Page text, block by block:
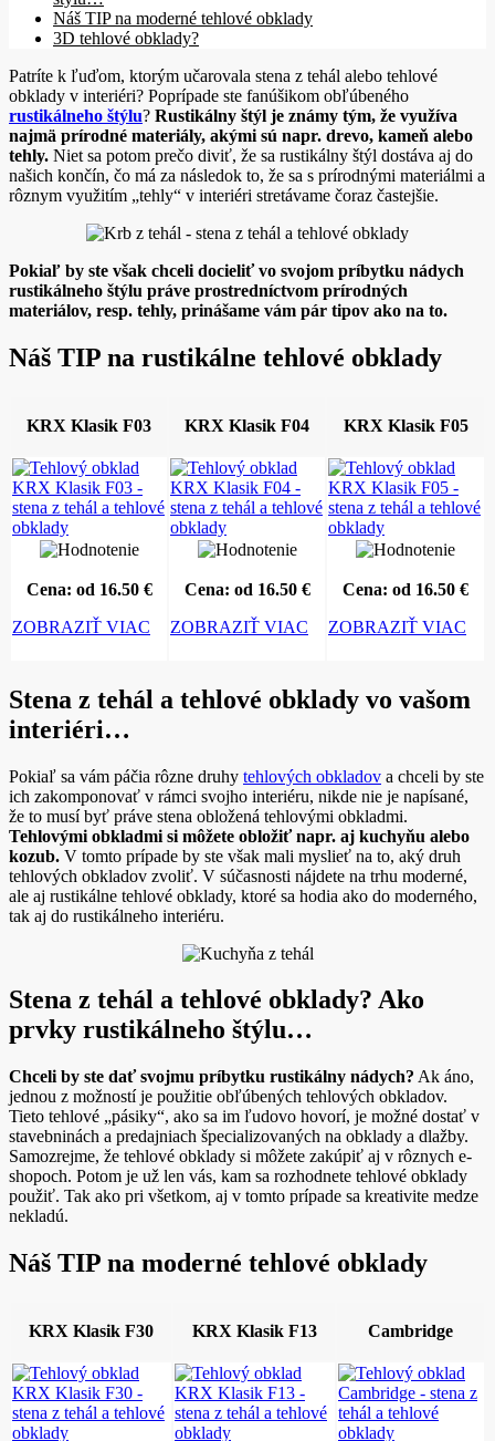
Náš TIP na moderné tehlové obklady
3D tehlové obklady?
Patríte k ľuďom, ktorým učarovala stena z tehál alebo tehlové
obklady v interiéri? Poprípade ste fanúšikom obľúbeného
rustikálneho štýlu? Rustikálny štýl je známy tým, že využíva
najmä prírodné materiály, akými sú napr. drevo, kameň alebo
tehly. Niet sa potom prečo diviť, že sa rustikálny štýl dostáva aj do
našich končín, čo má za následok to, že sa s prírodnými materiálmi a
rôznym využitím „tehly“ v interiéri stretávame čoraz častejšie.
Pokiaľ by ste však chceli docieliť vo svojom príbytku nádych
rustikálneho štýlu práve prostredníctvom prírodných
materiálov, resp. tehly, prinášame vám pár tipov ako na to.
Náš TIP na rustikálne tehlové obklady
KRX Klasik F03 KRX Klasik F04 KRX Klasik F05
Cena: od 16.50 €
ZOBRAZIŤ VIAC
Cena: od 16.50 €
ZOBRAZIŤ VIAC
Cena: od 16.50 €
ZOBRAZIŤ VIAC
Stena z tehál a tehlové obklady vo vašom
interiéri…
Pokiaľ sa vám páčia rôzne druhy tehlových obkladov a chceli by ste
ich zakomponovať v rámci svojho interiéru, nikde nie je napísané,
že to musí byť práve stena obložená tehlovými obkladmi.
Tehlovými obkladmi si môžete obložiť napr. aj kuchyňu alebo
kozub. V tomto prípade by ste však mali myslieť na to, aký druh
tehlových obkladov zvoliť. V súčasnosti nájdete na trhu moderné,
ale aj rustikálne tehlové obklady, ktoré sa hodia ako do moderného,
tak aj do rustikálneho interiéru.
Stena z tehál a tehlové obklady? Ako
prvky rustikálneho štýlu…
Chceli by ste dať svojmu príbytku rustikálny nádych? Ak áno,
jednou z možností je použitie obľúbených tehlových obkladov.
Tieto tehlové „pásiky“, ako sa im ľudovo hovorí, je možné dostať v
stavebninách a predajniach špecializovaných na obklady a dlažby.
Samozrejme, že tehlové obklady si môžete zakúpiť aj v rôznych e-
shopoch. Potom je už len vás, kam sa rozhodnete tehlové obklady
použiť. Tak ako pri všetkom, aj v tomto prípade sa kreativite medze
nekladú.
Náš TIP na moderné tehlové obklady
KRX Klasik F30 KRX Klasik F13 Cambridge